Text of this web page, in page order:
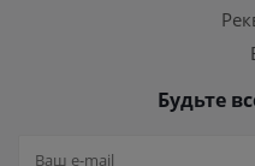
Будьте